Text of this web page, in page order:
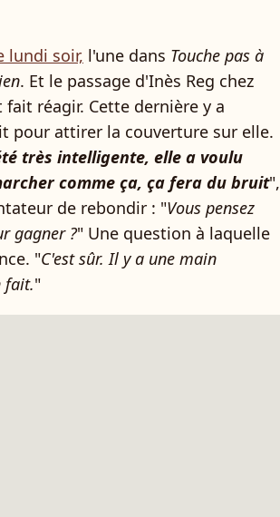
lundi soir, l'une dans Touche pas à
. Et le passage d'Inès Reg chez
réagir. Cette dernière y a
pour attirer la couverture sur elle.
très intelligente, elle a voulu
comme ça, ça fera du bruit",
de rebondir : "Vous pensez
gagner ?" Une question à laquelle
"C'est sûr. Il y a une main
fait."